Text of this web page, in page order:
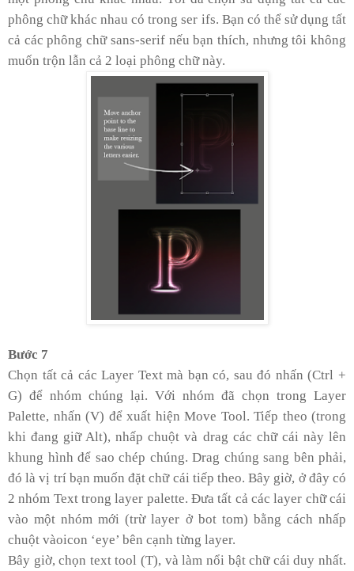
phông chữ khác nhau có trong ser ifs. Bạn có thể sử dụng tất
cả các phông chữ sans-serif nếu bạn thích, nhưng tôi không
muốn trộn lẫn cả 2 loại phông chữ này.
Bước 7
Chọn tất cả các Layer Text mà bạn có, sau đó nhấn (Ctrl +
G) để nhóm chúng lại. Với nhóm đã chọn trong Layer
Palette, nhấn (V) để xuất hiện Move Tool. Tiếp theo (trong
khi đang giữ Alt), nhấp chuột và drag các chữ cái này lên
khung hình để sao chép chúng. Drag chúng sang bên phải,
đó là vị trí bạn muốn đặt chữ cái tiếp theo. Bây giờ, ở đây có
2 nhóm Text trong layer palette. Đưa tất cả các layer chữ cái
vào một nhóm mới (trừ layer ở bot tom) bằng cách nhấp
chuột vàoicon ‘eye’ bên cạnh từng layer.
Bây giờ, chọn text tool (T), và làm nổi bật chữ cái duy nhất.